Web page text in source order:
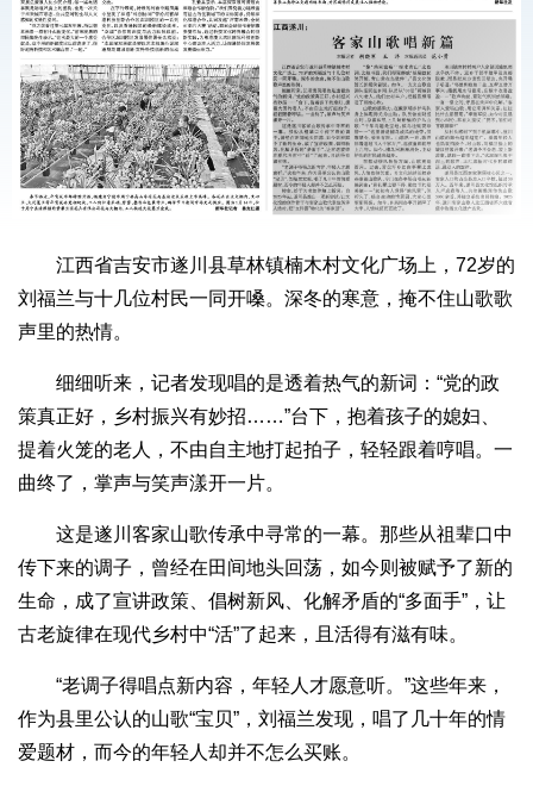
江西省吉安市遂川县草林镇楠木村文化广场上，72岁的
刘福兰与十几位村民一同开嗓。深冬的寒意，掩不住山歌歌
声里的热情。
细细听来，记者发现唱的是透着热气的新词：“党的政
策真正好，乡村振兴有妙招……”台下，抱着孩子的媳妇、
提着火笼的老人，不由自主地打起拍子，轻轻跟着哼唱。一
曲终了，掌声与笑声漾开一片。
这是遂川客家山歌传承中寻常的一幕。那些从祖辈口中
传下来的调子，曾经在田间地头回荡，如今则被赋予了新的
生命，成了宣讲政策、倡树新风、化解矛盾的“多面手”，让
古老旋律在现代乡村中“活”了起来，且活得有滋有味。
“老调子得唱点新内容，年轻人才愿意听。”这些年来，
作为县里公认的山歌“宝贝”，刘福兰发现，唱了几十年的情
爱题材，而今的年轻人却并不怎么买账。